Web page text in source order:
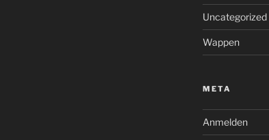
Uncategorized
Wappen
META
Anmelden